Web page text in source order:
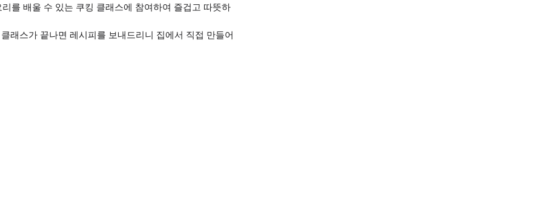
를 배울 수 있는 쿠킹 클래스에 참여하여 즐겁고 따뜻하
래스가 끝나면 레시피를 보내드리니 집에서 직접 만들어